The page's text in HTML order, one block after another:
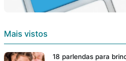
Mais vistos
18 parlendas para